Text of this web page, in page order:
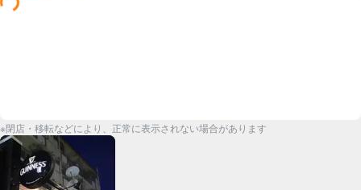
※閉店・移転などにより、正常に表示されない場合があります